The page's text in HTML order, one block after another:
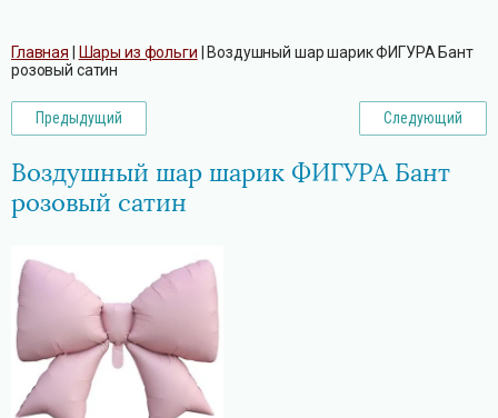
Главная Шары из фольги
Воздушный шар шарик ФИГУРА Бант
розовый сатин
Предыдущий Следующий
Воздушный шар шарик ФИГУРА Бант
розовый сатин